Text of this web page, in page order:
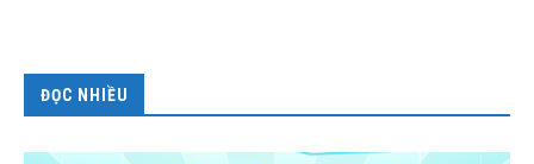
ĐỌC NHIỀU